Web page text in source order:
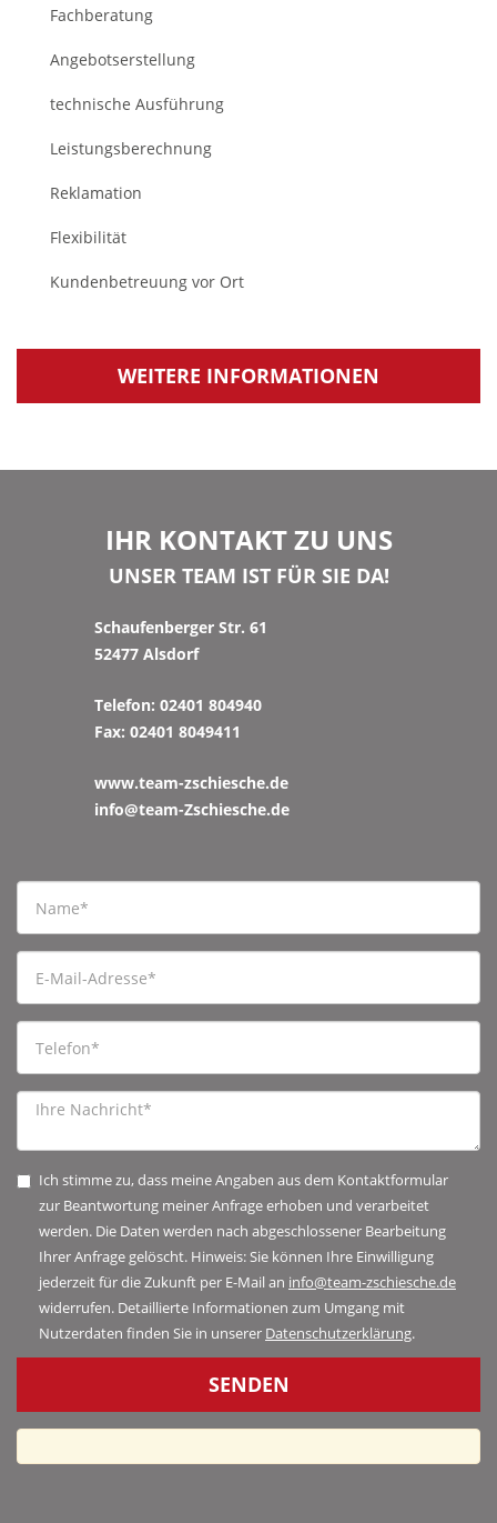
Fachberatung
Angebotserstellung
technische Ausführung
Leistungsberechnung
Reklamation
Flexibilität
Kundenbetreuung vor Ort
WEITERE INFORMATIONEN
IHR KONTAKT ZU UNS
UNSER TEAM IST FÜR SIE DA!
Schaufenberger Str. 61
52477 Alsdorf
Telefon: 02401 804940
Fax: 02401 8049411
www.team-zschiesche.de
info@team-Zschiesche.de
Ich stimme zu, dass meine Angaben aus dem Kontaktformular
zur Beantwortung meiner Anfrage erhoben und verarbeitet
werden. Die Daten werden nach abgeschlossener Bearbeitung
Ihrer Anfrage gelöscht. Hinweis: Sie können Ihre Einwilligung
jederzeit für die Zukunft per E-Mail an info@team-zschiesche.de
widerrufen. Detaillierte Informationen zum Umgang mit
Nutzerdaten finden Sie in unserer Datenschutzerklärung.